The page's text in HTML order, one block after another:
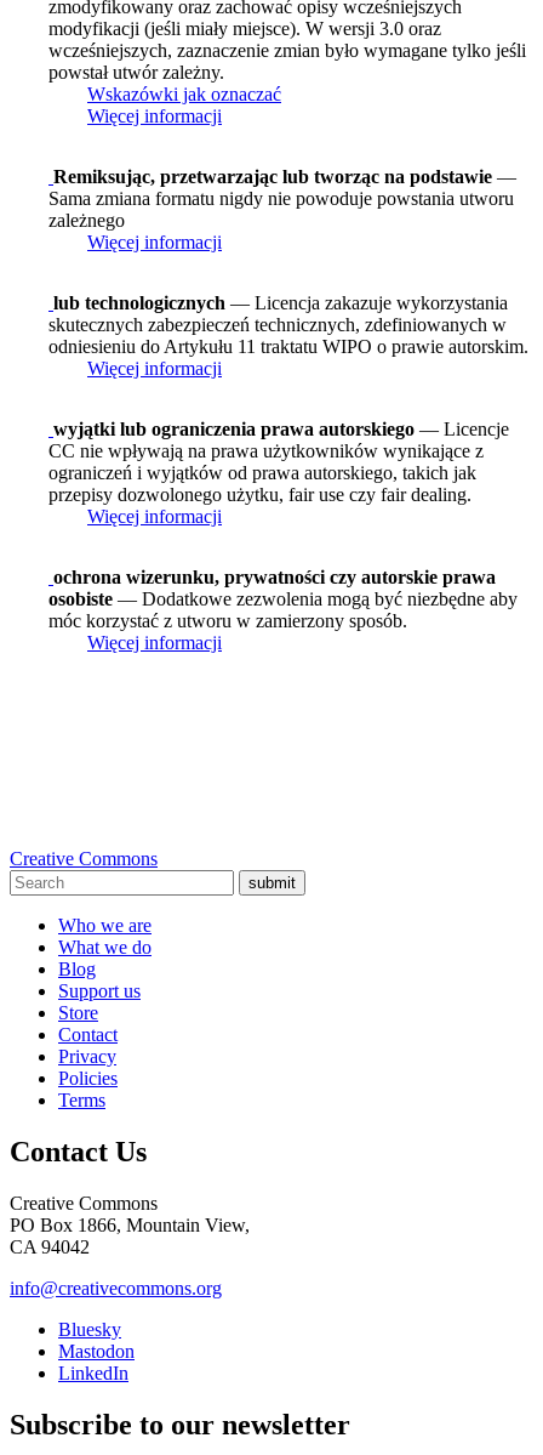
zmodyfikowany oraz zachować opisy wcześniejszych
modyfikacji (jeśli miały miejsce). W wersji 3.0 oraz
wcześniejszych, zaznaczenie zmian było wymagane tylko jeśli
powstał utwór zależny.
Wskazówki jak oznaczać
Więcej informacji
Remiksując, przetwarzając lub tworząc na podstawie —
Sama zmiana formatu nigdy nie powoduje powstania utworu
zależnego
Więcej informacji
lub technologicznych — Licencja zakazuje wykorzystania
skutecznych zabezpieczeń technicznych, zdefiniowanych w
odniesieniu do Artykułu 11 traktatu WIPO o prawie autorskim.
Więcej informacji
wyjątki lub ograniczenia prawa autorskiego — Licencje
CC nie wpływają na prawa użytkowników wynikające z
ograniczeń i wyjątków od prawa autorskiego, takich jak
przepisy dozwolonego użytku, fair use czy fair dealing.
Więcej informacji
ochrona wizerunku, prywatności czy autorskie prawa
osobiste — Dodatkowe zezwolenia mogą być niezbędne aby
móc korzystać z utworu w zamierzony sposób.
Więcej informacji
Creative Commons
submit
Who we are
What we do
Blog
Support us
Store
Contact
Privacy
Policies
Terms
Contact Us
Creative Commons
PO Box 1866, Mountain View,
CA 94042
info@creativecommons.org
Bluesky
Mastodon
LinkedIn
Subscribe to our newsletter